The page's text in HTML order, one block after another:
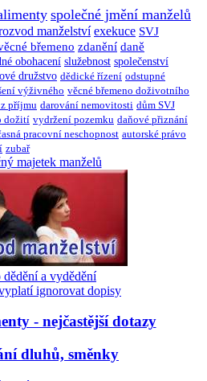
společné jmění manželů
manželství exekuce SVJ
břemeno zdanění daně
obohacení služebnost společenství
družstvo dědické řízení odstupné
výživného věcné břemeno doživotního
příjmu darování nemovitosti dům SVJ
dožití vydržení pozemku daňové přiznání
pracovní neschopnost autorské právo
zubař